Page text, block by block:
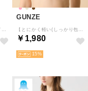
GUNZE
￥1,980
15